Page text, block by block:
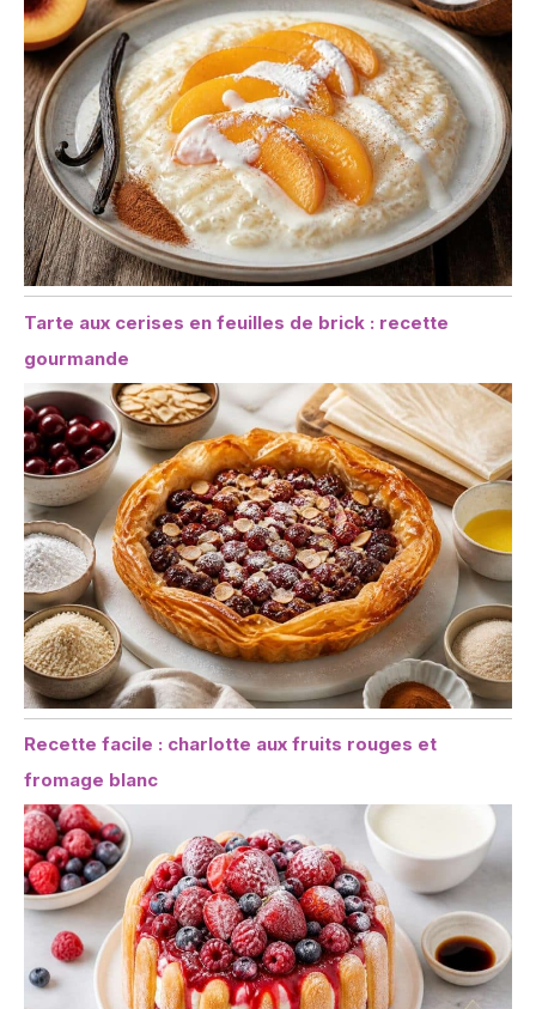
Tarte aux cerises en feuilles de brick : recette
gourmande
Recette facile : charlotte aux fruits rouges et
fromage blanc